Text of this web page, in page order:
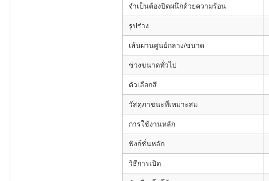
จำเป็นต้องปิดผนึกด้วยความร้อน
รูปร่าง
เส้นผ่านศูนย์กลาง/ขนาด
ช่วงขนาดทั่วไป
ตัวเลือกสี
วัสดุภาชนะที่เหมาะสม
การใช้งานหลัก
ฟังก์ชั่นหลัก
วิธีการเปิด